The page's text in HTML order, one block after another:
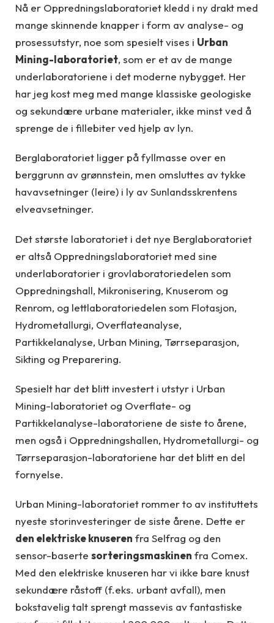
Nå er Oppredningslaboratoriet kledd i ny drakt med
mange skinnende knapper i form av analyse- og
prosessutstyr, noe som spesielt vises i Urban
Mining-laboratoriet, som er et av de mange
underlaboratoriene i det moderne nybygget. Her
har jeg kost meg med mange klassiske geologiske
og sekundære urbane materialer, ikke minst ved å
sprenge de i fillebiter ved hjelp av lyn.
Berglaboratoriet ligger på fyllmasse over en
berggrunn av grønnstein, men omsluttes av tykke
havavsetninger (leire) i ly av Sunlandsskrentens
elveavsetninger.
Det største laboratoriet i det nye Berglaboratoriet
er altså Oppredningslaboratoriet med sine
underlaboratorier i grovlaboratoriedelen som
Oppredningshall, Mikronisering, Knuserom og
Renrom, og lettlaboratoriedelen som Flotasjon,
Hydrometallurgi, Overflateanalyse,
Partikkelanalyse, Urban Mining, Tørrseparasjon,
Sikting og Preparering.
Spesielt har det blitt investert i utstyr i Urban
Mining-laboratoriet og Overflate- og
Partikkelanalyse-laboratoriene de siste to årene,
men også i Oppredningshallen, Hydrometallurgi- og
Tørrseparasjon-laboratoriene har det blitt en del
fornyelse.
Urban Mining-laboratoriet rommer to av instituttets
nyeste storinvesteringer de siste årene. Dette er
den elektriske knuseren fra Selfrag og den
sensor-baserte sorteringsmaskinen fra Comex.
Med den elektriske knuseren har vi ikke bare knust
sekundære råstoff (f.eks. urbant avfall), men
bokstavelig talt sprengt massevis av fantastiske